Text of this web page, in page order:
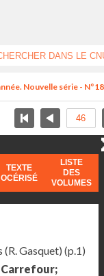
Nouvelle série -
TEXTE
OCÉRISÉ
LISTE
DES
VOLUMES
Gasquet) (p.1)